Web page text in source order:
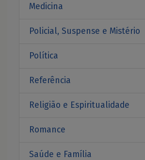
Medicina
Policial, Suspense e Mistério
Política
Referência
Religião e Espiritualidade
Romance
Saúde e Família